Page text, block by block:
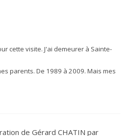
cette visite. J'ai demeurer à Sainte-
parents. De 1989 à 2009. Mais mes
de Gérard CHATIN par